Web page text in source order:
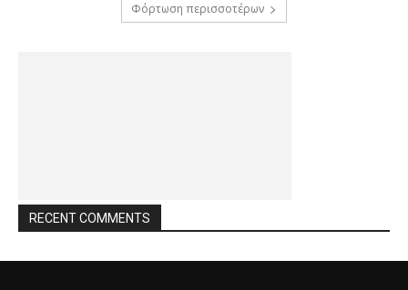
Φόρτωση περισσοτέρων
RECENT COMMENTS